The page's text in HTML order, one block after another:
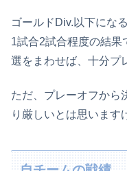
ゴールドDiv.以下にな
1試合2試合程度の結果
選をまわせば、十分プ
ただ、プレーオフから
り厳しいとは思います